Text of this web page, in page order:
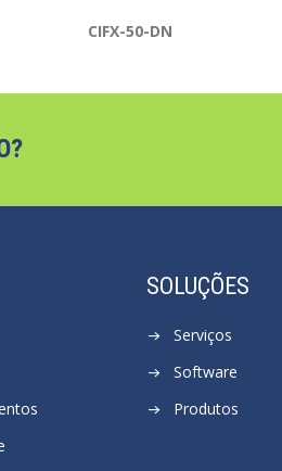
CIFX-50-DN
SOLUÇÕES
Serviços
Software
Produtos